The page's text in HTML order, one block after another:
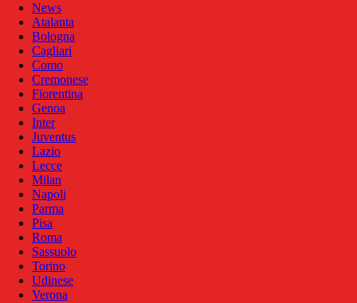
News
Atalanta
Bologna
Cagliari
Como
Cremonese
Fiorentina
Genoa
Inter
Juventus
Lazio
Lecce
Milan
Napoli
Parma
Pisa
Roma
Sassuolo
Torino
Udinese
Verona